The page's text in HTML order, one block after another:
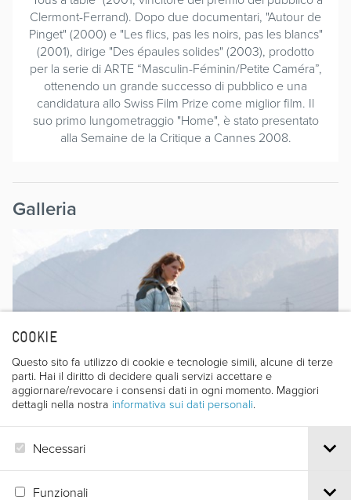
COOKIE
Questo sito fa utilizzo di cookie e tecnologie simili, alcune di terze
parti. Hai il diritto di decidere quali servizi accettare e
aggiornare/revocare i consensi dati in ogni momento. Maggiori
dettagli nella nostra informativa sui dati personali.
Necessari
Funzionali
Clermont-Ferrand). Dopo due documentari, "Autour de
Pinget" (2000) e "Les flics, pas les noirs, pas les blancs"
(2001), dirige "Des épaules solides" (2003), prodotto
per la serie di ARTE “Masculin-Féminin/Petite Caméra”,
ottenendo un grande successo di pubblico e una
candidatura allo Swiss Film Prize come miglior film. Il
suo primo lungometraggio "Home", è stato presentato
alla Semaine de la Critique a Cannes 2008.
Galleria